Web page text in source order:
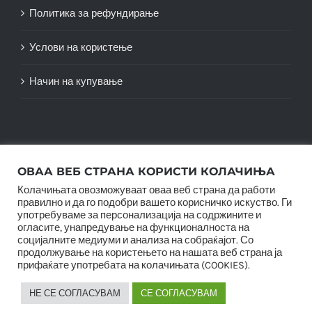
Политика за рефундирање
Услови на користење
Начин на купување
© Copyright 2012 - 2026 |SwiftAgency| All Rights
ОВАА ВЕБ СТРАНА КОРИСТИ КОЛАЧИЊА
Колачињата овозможуваат оваа веб страна да работи
правилно и да го подобри вашето корисничко искуство. Ги
употребуваме за персонализација на содржините и
огласите, унапредување на функционалноста на
социјалните медиуми и анализа на собраќајот. Со
продолжување на користењето на нашата веб страна ја
прифаќате употребата на колачињата (COOKIES).
НЕ СЕ СОГЛАСУВАМ СЕ СОГЛАСУВАМ